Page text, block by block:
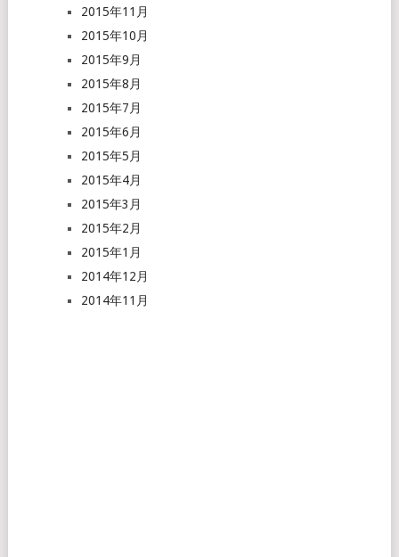
2015年11月
2015年10月
2015年9月
2015年8月
2015年7月
2015年6月
2015年5月
2015年4月
2015年3月
2015年2月
2015年1月
2014年12月
2014年11月